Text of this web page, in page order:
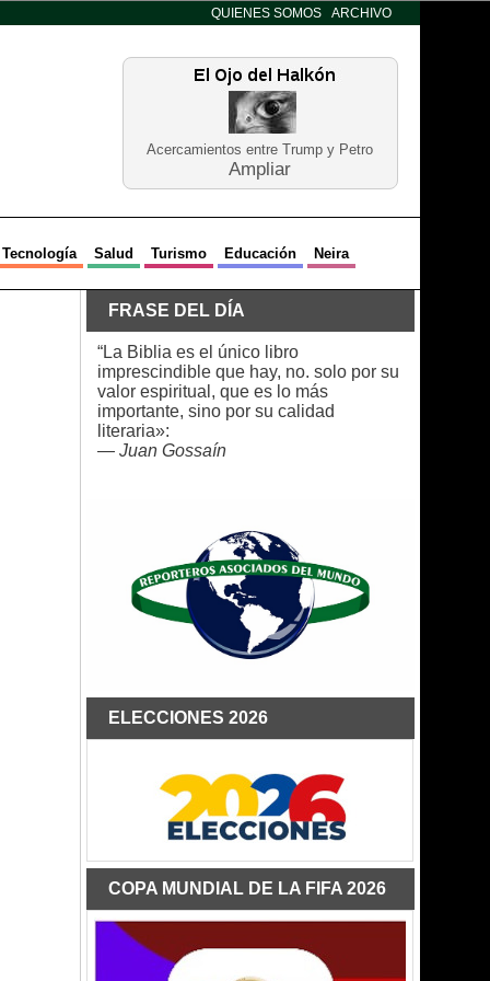
QUIENES SOMOS ARCHIVO
Acercamientos entre Trump y Petro
Ampliar
Tecnología Salud Turismo Educación Neira
FRASE DEL DÍA
“La Biblia es el único libro
imprescindible que hay, no. solo por su
valor espiritual, que es lo más
importante, sino por su calidad
literaria»:
— Juan Gossaín
ELECCIONES 2026
COPA MUNDIAL DE LA FIFA 2026